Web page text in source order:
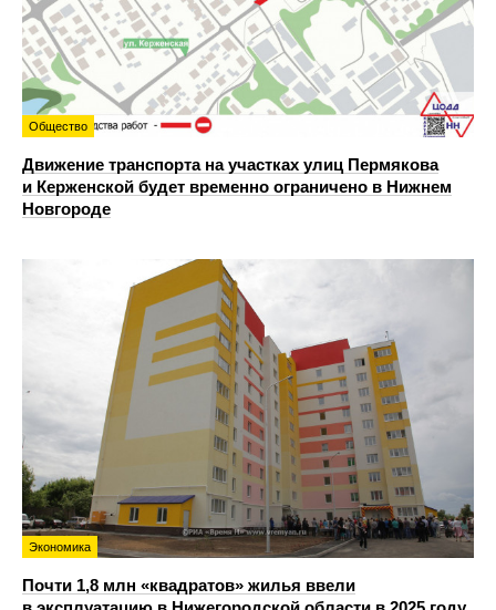
Общество
Движение транспорта на участках улиц Пермякова
и Керженской будет временно ограничено в Нижнем
Новгороде
Экономика
Почти 1,8 млн «квадратов» жилья ввели